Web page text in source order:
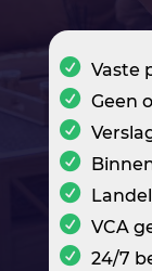
Vaste
Geen
VCA
24/7